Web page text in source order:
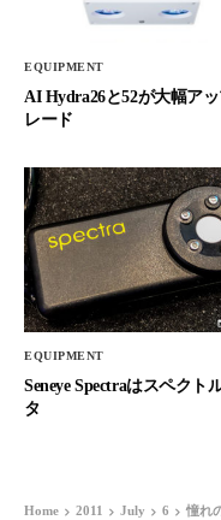
EQUIPMENT
AI Hydra26と52が大幅ア
レード
EQUIPMENT
Seneye Spectraはスペクト
タ
Home 2011 July 6 憧れ